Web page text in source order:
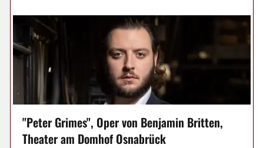
"Peter Grimes", Oper von Benjamin Britten,
Theater am Domhof Osnabrück